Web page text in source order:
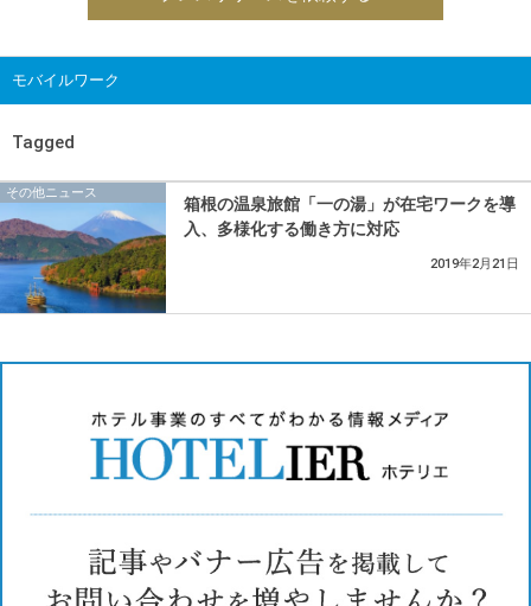
モバイルワーク
Tagged
その他ニュース
箱根の温泉旅館「一の湯」が在宅ワークを導
入、多様化する働き方に対応
2019年2月21日